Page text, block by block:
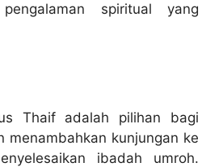
spiritual yang
Thaif adalah pilihan bagi
menambahkan kunjungan ke
ibadah umroh.